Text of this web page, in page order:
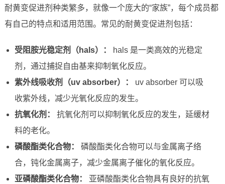
耐黄变促进剂种类繁多，就像一个庞大的“家族”，每个成员都
有自己的特点和适用范围。常见的耐黄变促进剂包括：
受阻胺光稳定剂（hals）：
hals 是一类高效的光稳定
剂，通过捕捉自由基来抑制氧化反应。
紫外线吸收剂（uv absorber）：
uv absorber 可以吸
收紫外线，减少光氧化反应的发生。
抗氧化剂：
抗氧化剂可以抑制氧化反应的发生，延缓材
料的老化。
磷酸酯类化合物：
磷酸酯类化合物可以与金属离子络
合，钝化金属离子，减少金属离子催化的氧化反应。
亚磷酸酯类化合物：
亚磷酸酯类化合物具有良好的抗氧